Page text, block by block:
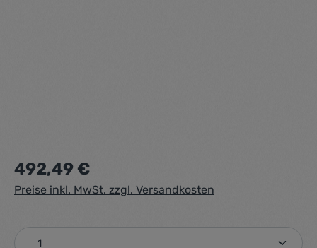
Regulärer Preis:
492,49 €
Preise inkl. MwSt. zzgl. Versandkosten
Produkt Anzahl: Gib den gewünschten Wert ein